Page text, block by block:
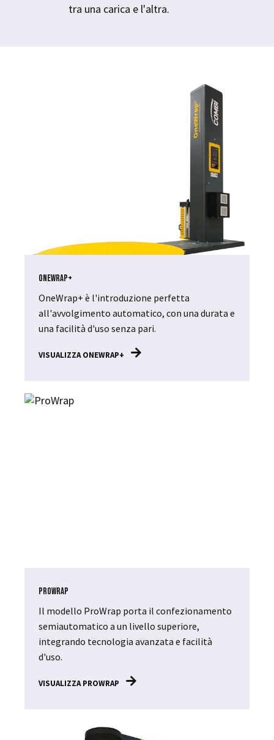
tra una carica e l'altra.
OneWrap+
OneWrap+ è l'introduzione perfetta
all'avvolgimento automatico, con una durata e
una facilità d'uso senza pari.
VISUALIZZA ONEWRAP+
ProWrap
Il modello ProWrap porta il confezionamento
semiautomatico a un livello superiore,
integrando tecnologia avanzata e facilità
d'uso.
VISUALIZZA PROWRAP